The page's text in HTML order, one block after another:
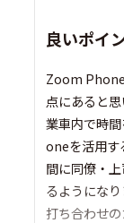
良いポイ
Zoom
点にあると
業車内で時
oneを活用す
間に同僚・
るようにな
打ち合わせ